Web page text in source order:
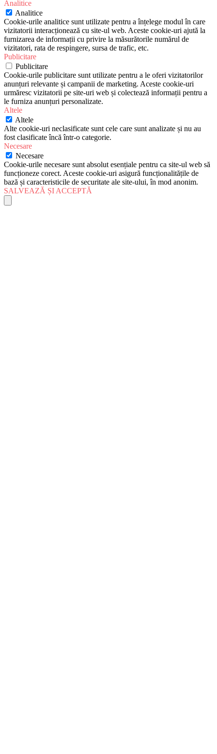
Analitice
Analitice
Cookie-urile analitice sunt utilizate pentru a înțelege modul în care
vizitatorii interacționează cu site-ul web. Aceste cookie-uri ajută la
furnizarea de informații cu privire la măsurătorile numărul de
vizitatori, rata de respingere, sursa de trafic, etc.
Publicitare
Publicitare
Cookie-urile publicitare sunt utilizate pentru a le oferi vizitatorilor
anunțuri relevante și campanii de marketing. Aceste cookie-uri
urmăresc vizitatorii pe site-uri web și colectează informații pentru a
le furniza anunțuri personalizate.
Altele
Altele
Alte cookie-uri neclasificate sunt cele care sunt analizate și nu au
fost clasificate încă într-o categorie.
Necesare
Necesare
Cookie-urile necesare sunt absolut esențiale pentru ca site-ul web să
funcționeze corect. Aceste cookie-uri asigură funcționalitățile de
bază și caracteristicile de securitate ale site-ului, în mod anonim.
SALVEAZĂ ȘI ACCEPTĂ